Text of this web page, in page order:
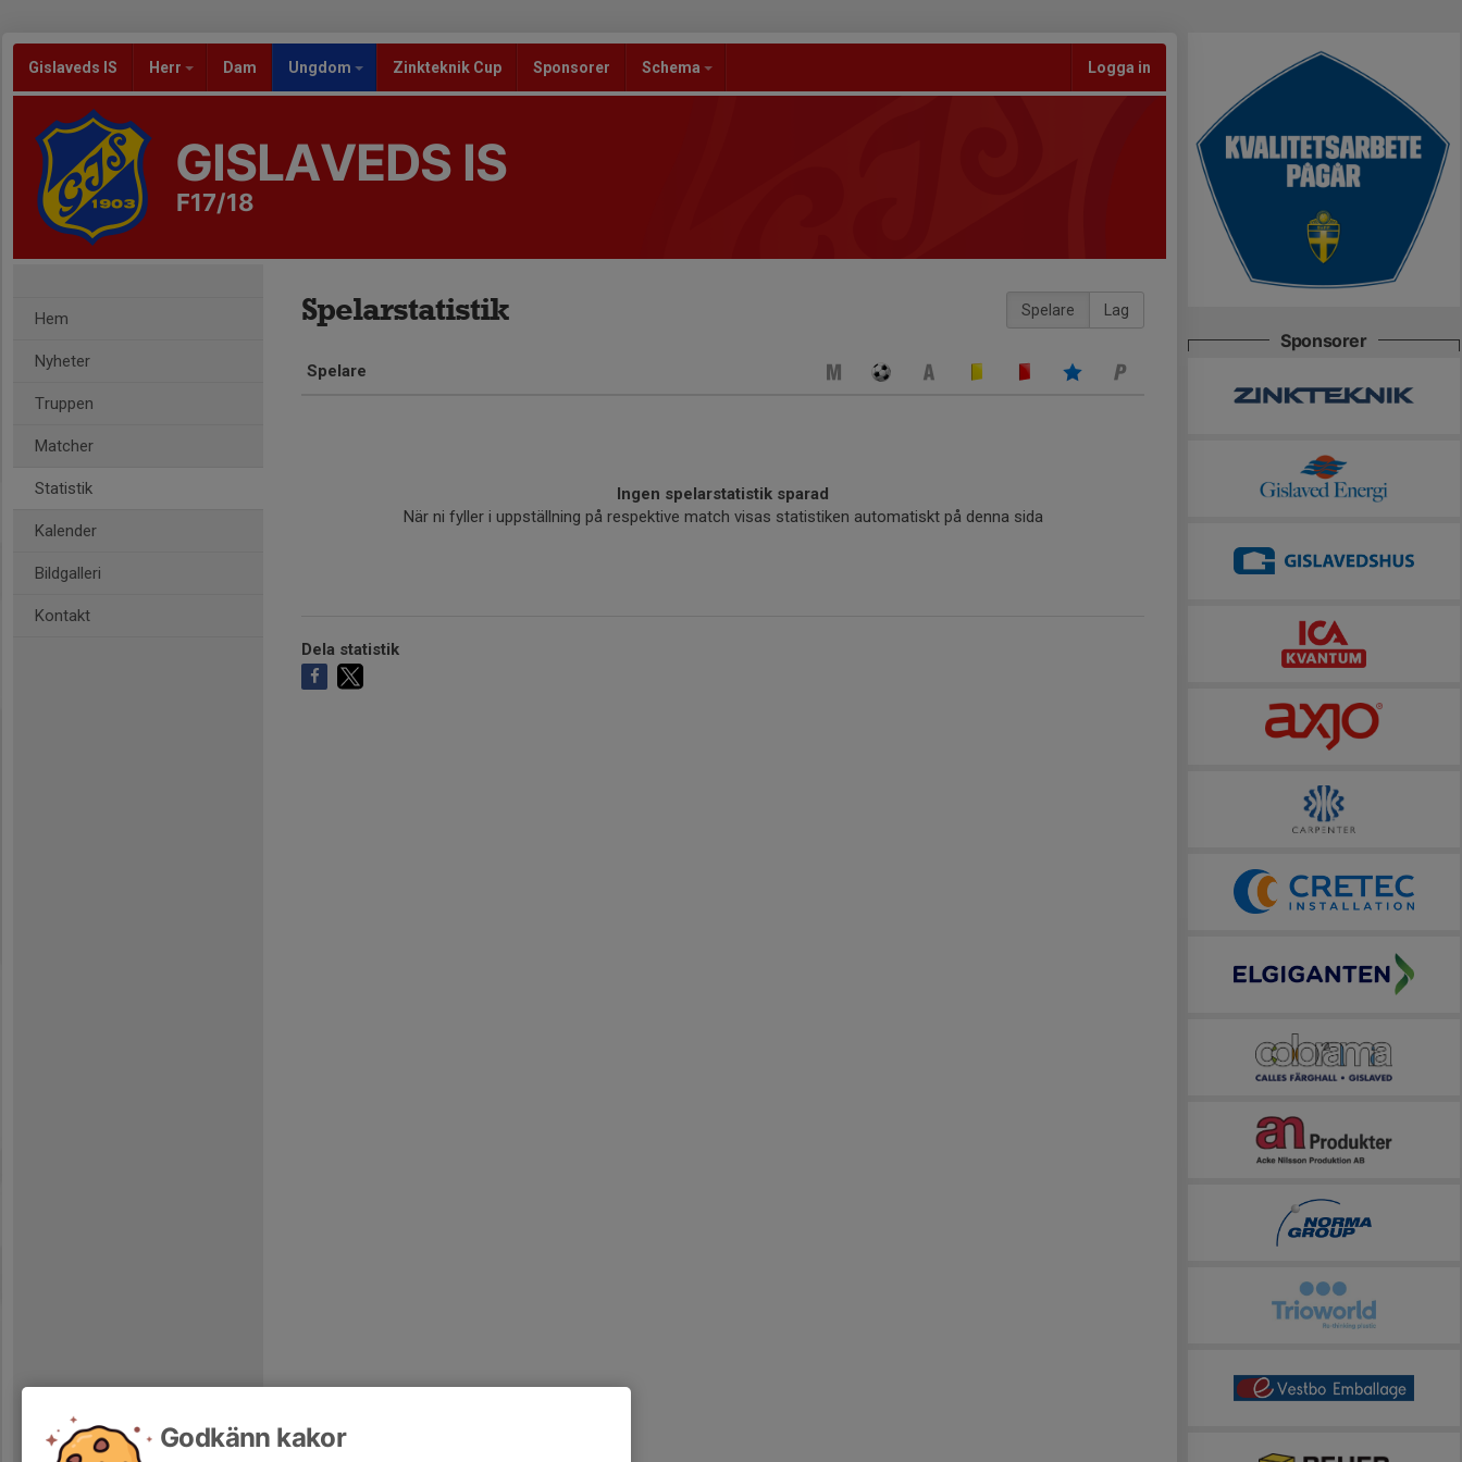
Gislaveds IS Herr Dam Ungdom Zinkteknik Cup Sponsorer Schema Logga in
GISLAVEDS IS
F17/18
Hem
Nyheter
Truppen
Matcher
Statistik
Kalender
Bildgalleri
Kontakt
Spelare Lag
Spelarstatistik
Spelare
Ingen spelarstatistik sparad
När ni fyller i uppställning på respektive match visas statistiken automatiskt på denna sida
Dela statistik
Sponsorer
Godkänn kakor